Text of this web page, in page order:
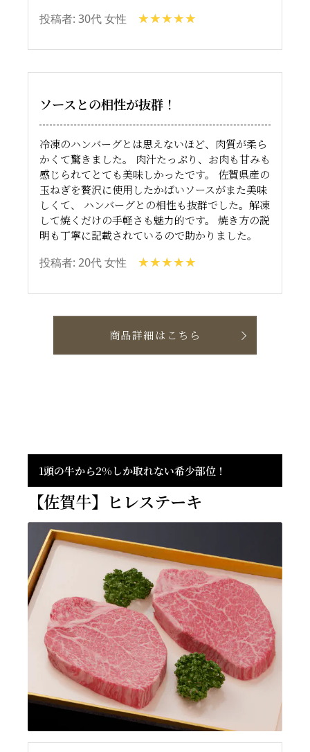
投稿者: 30代 女性
ソースとの相性が抜群！
冷凍のハンバーグとは思えないほど、肉質が柔ら
かくて驚きました。 肉汁たっぷり、お肉も甘みも
感じられてとても美味しかったです。 佐賀県産の
玉ねぎを贅沢に使用したかばいソースがまた美味
しくて、 ハンバーグとの相性も抜群でした。解凍
して焼くだけの手軽さも魅力的です。 焼き方の説
明も丁寧に記載されているので助かりました。
投稿者: 20代 女性
商品詳細はこちら
1頭の牛から2%しか取れない希少部位！
【佐賀牛】ヒレステーキ